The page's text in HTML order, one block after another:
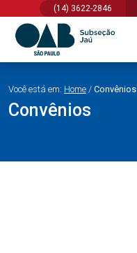
(14) 3622-2846
Você está em: Home / Convênios
Convênios